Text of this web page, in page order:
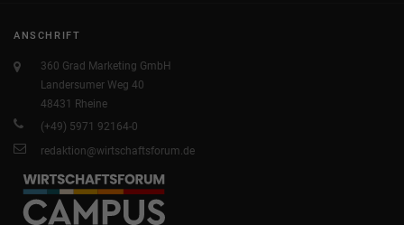
ANSCHRIFT
360 Grad Marketing GmbH
Landersumer Weg 40
48431 Rheine
(+49) 5971 92164-0
redaktion@wirtschaftsforum.de